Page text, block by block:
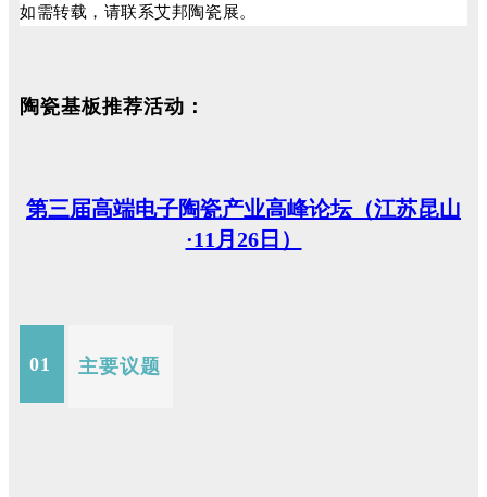
如需转载，请联系艾邦陶瓷展。
陶瓷基板推荐活动：
第三届高端电子陶瓷产业高峰论坛（江苏昆山
·11月26日）
01 主要议题